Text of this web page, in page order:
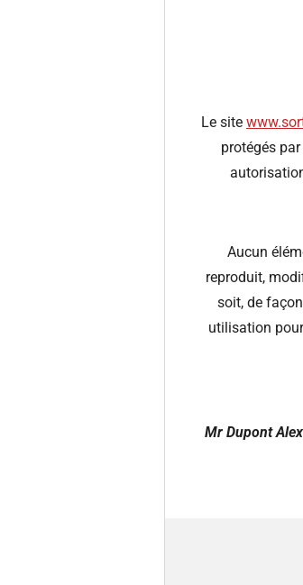
Le site
protégés
Aucun
reproduit,
soit, de
utilisation
Mr Dupont